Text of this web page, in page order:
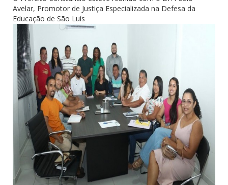
Avelar, Promotor de Justiça Especializada na Defesa da
Educação de São Luís